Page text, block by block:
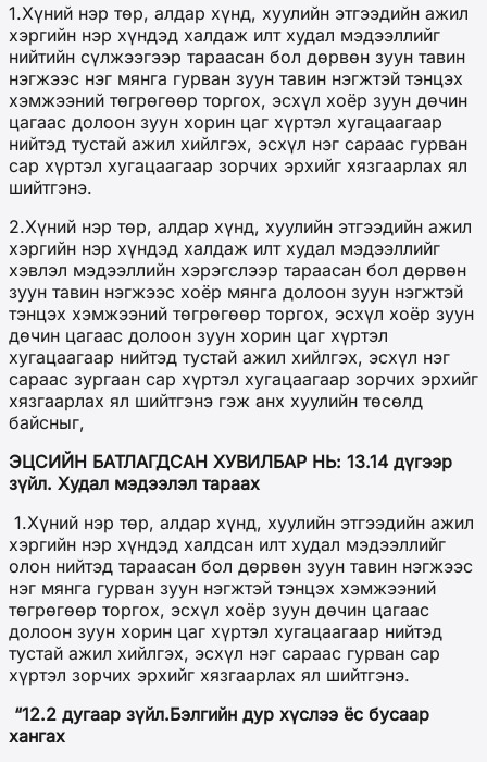
1.Хүний нэр төр, алдар хүнд, хуулийн этгээдийн ажил
хэргийн нэр хүндэд халдаж илт худал мэдээллийг
нийтийн сүлжээгээр тараасан бол дөрвөн зуун тавин
нэгжээс нэг мянга гурван зуун тавин нэгжтэй тэнцэх
хэмжээний төгрөгөөр торгох, эсхүл хоёр зуун дөчин
цагаас долоон зуун хорин цаг хүртэл хугацаагаар
нийтэд тустай ажил хийлгэх, эсхүл нэг сараас гурван
сар хүртэл хугацаагаар зорчих эрхийг хязгаарлах ял
шийтгэнэ.
2.Хүний нэр төр, алдар хүнд, хуулийн этгээдийн ажил
хэргийн нэр хүндэд халдаж илт худал мэдээллийг
хэвлэл мэдээллийн хэрэгслээр тараасан бол дөрвөн
зуун тавин нэгжээс хоёр мянга долоон зуун нэгжтэй
тэнцэх хэмжээний төгрөгөөр торгох, эсхүл хоёр зуун
дөчин цагаас долоон зуун хорин цаг хүртэл
хугацаагаар нийтэд тустай ажил хийлгэх, эсхүл нэг
сараас зургаан сар хүртэл хугацаагаар зорчих эрхийг
хязгаарлах ял шийтгэнэ гэж анх хуулийн төсөлд
байсныг,
ЭЦСИЙН БАТЛАГДСАН ХУВИЛБАР НЬ: 13.14 дүгээр
зүйл. Худал мэдээлэл тараах
1.Хүний нэр төр, алдар хүнд, хуулийн этгээдийн ажил
хэргийн нэр хүндэд халдсан илт худал мэдээллийг
олон нийтэд тараасан бол дөрвөн зуун тавин нэгжээс
нэг мянга гурван зуун нэгжтэй тэнцэх хэмжээний
төгрөгөөр торгох, эсхүл хоёр зуун дөчин цагаас
долоон зуун хорин цаг хүртэл хугацаагаар нийтэд
тустай ажил хийлгэх, эсхүл нэг сараас гурван сар
хүртэл зорчих эрхийг хязгаарлах ял шийтгэнэ.
“12.2 дугаар зүйл.Бэлгийн дур хүслээ ёс бусаар
хангах